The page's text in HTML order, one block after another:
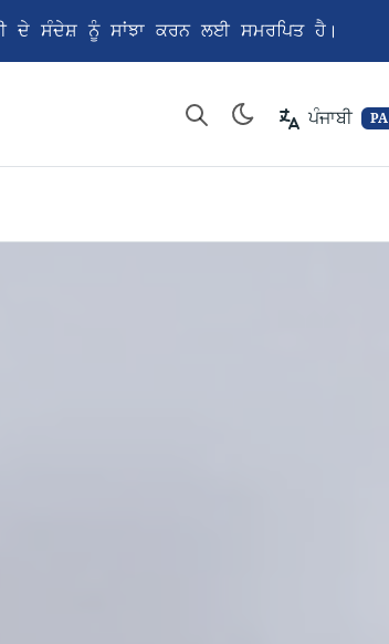
ਦੇ ਸੰਦੇਸ਼ ਨੂੰ ਸਾਂਝਾ ਕਰਨ ਲਈ ਸਮਰਪਿਤ ਹੈ।
ਪੰਜਾਬੀ PA